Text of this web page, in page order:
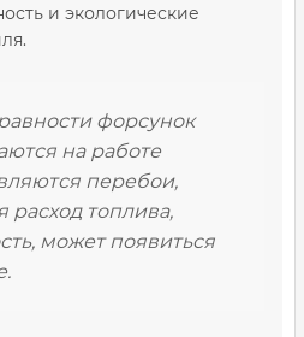
и экологические
форсунок
на работе
перебои,
расход топлива,
может появиться